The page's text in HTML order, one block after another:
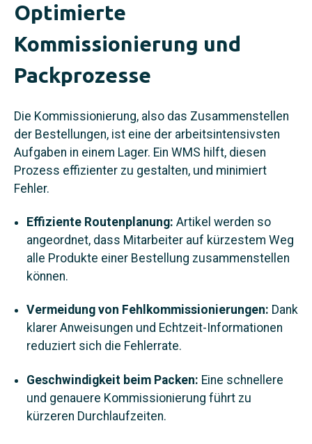
Optimierte
Kommissionierung und
Packprozesse
Die Kommissionierung, also das Zusammenstellen
der Bestellungen, ist eine der arbeitsintensivsten
Aufgaben in einem Lager. Ein WMS hilft, diesen
Prozess effizienter zu gestalten, und minimiert
Fehler.
Effiziente Routenplanung: Artikel werden so
angeordnet, dass Mitarbeiter auf kürzestem Weg
alle Produkte einer Bestellung zusammenstellen
können.
Vermeidung von Fehlkommissionierungen: Dank
klarer Anweisungen und Echtzeit-Informationen
reduziert sich die Fehlerrate.
Geschwindigkeit beim Packen: Eine schnellere
und genauere Kommissionierung führt zu
kürzeren Durchlaufzeiten.